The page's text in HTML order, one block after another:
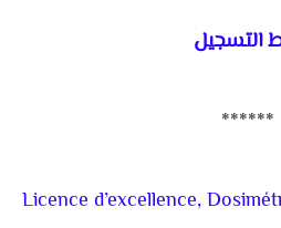
التسجيل
******
Licence d’excellence,